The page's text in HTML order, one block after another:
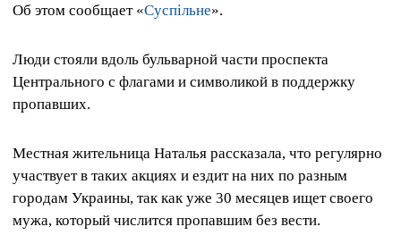
Об этом сообщает «Суспільне».
Люди стояли вдоль бульварной части проспекта
Центрального с флагами и символикой в поддержку
пропавших.
Местная жительница Наталья рассказала, что регулярно
участвует в таких акциях и ездит на них по разным
городам Украины, так как уже 30 месяцев ищет своего
мужа, который числится пропавшим без вести.